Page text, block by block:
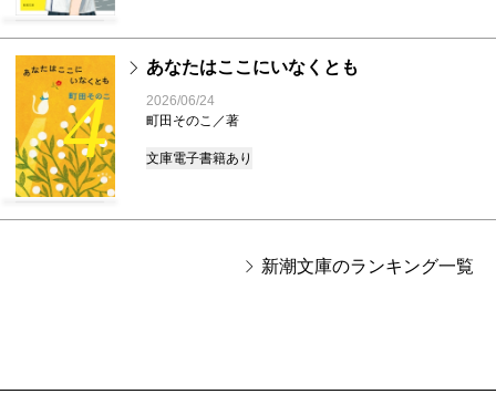
4
あなたはここにいなくとも
2026/06/24
町田そのこ／著
文庫電子書籍あり
新潮文庫のランキング一覧